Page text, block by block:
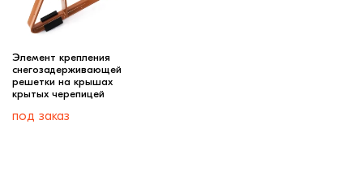
Элемент крепления
снегозадерживающей
решетки на крышах
крытых черепицей
под заказ